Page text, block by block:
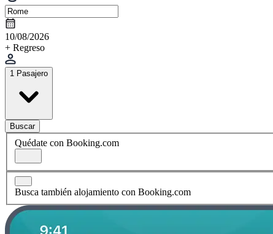
10/08/2026
+ Regreso
1 Pasajero
Buscar
Quédate con Booking.com
Busca también alojamiento con Booking.com